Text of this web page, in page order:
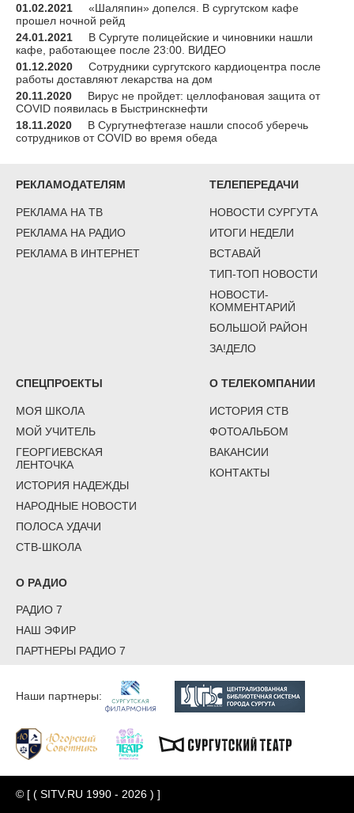
01.02.2021
«Шаляпин» допелся. В сургутском кафе
прошел ночной рейд
24.01.2021
В Сургуте полицейские и чиновники нашли
кафе, работающее после 23:00. ВИДЕО
01.12.2020
Сотрудники сургутского кардиоцентра после
работы доставляют лекарства на дом
20.11.2020
Вирус не пройдет: целлофановая защита от
COVID появилась в Быстринскнефти
18.11.2020
В Сургутнефтегазе нашли способ уберечь
сотрудников от COVID во время обеда
РЕКЛАМОДАТЕЛЯМ
РЕКЛАМА НА ТВ
РЕКЛАМА НА РАДИО
РЕКЛАМА В ИНТЕРНЕТ
ТЕЛЕПЕРЕДАЧИ
НОВОСТИ СУРГУТА
ИТОГИ НЕДЕЛИ
ВСТАВАЙ
ТИП-ТОП НОВОСТИ
НОВОСТИ-
КОММЕНТАРИЙ
БОЛЬШОЙ РАЙОН
ЗА!ДЕЛО
СПЕЦПРОЕКТЫ
МОЯ ШКОЛА
МОЙ УЧИТЕЛЬ
ГЕОРГИЕВСКАЯ
ЛЕНТОЧКА
ИСТОРИЯ НАДЕЖДЫ
НАРОДНЫЕ НОВОСТИ
ПОЛОСА УДАЧИ
СТВ-ШКОЛА
О ТЕЛЕКОМПАНИИ
ИСТОРИЯ СТВ
ФОТОАЛЬБОМ
ВАКАНСИИ
КОНТАКТЫ
О РАДИО
РАДИО 7
НАШ ЭФИР
ПАРТНЕРЫ РАДИО 7
Наши партнеры:
© [ ( SITV.RU 1990 - 2026 ) ]